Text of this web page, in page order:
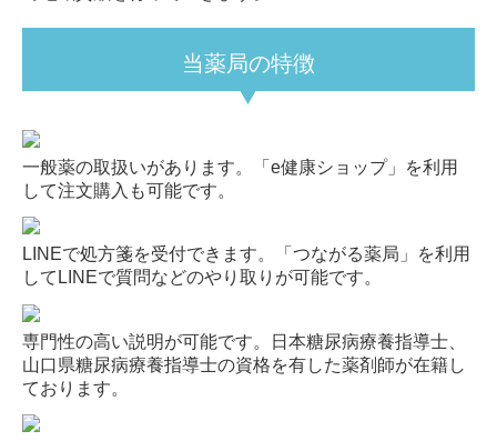
当薬局の特徴
一般薬の取扱いがあります。「e健康ショップ」を利用
して注文購入も可能です。
LINEで処方箋を受付できます。「つながる薬局」を利用
してLINEで質問などのやり取りが可能です。
専門性の高い説明が可能です。日本糖尿病療養指導士、
山口県糖尿病療養指導士の資格を有した薬剤師が在籍し
ております。